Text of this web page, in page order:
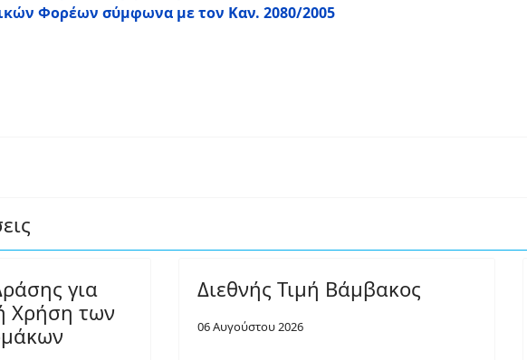
Φορέων σύμφωνα με τον Καν. 2080/2005
για
Χρήση των
Διεθνής Τιμή Βάμβακος
06 Αυγούστου 2026